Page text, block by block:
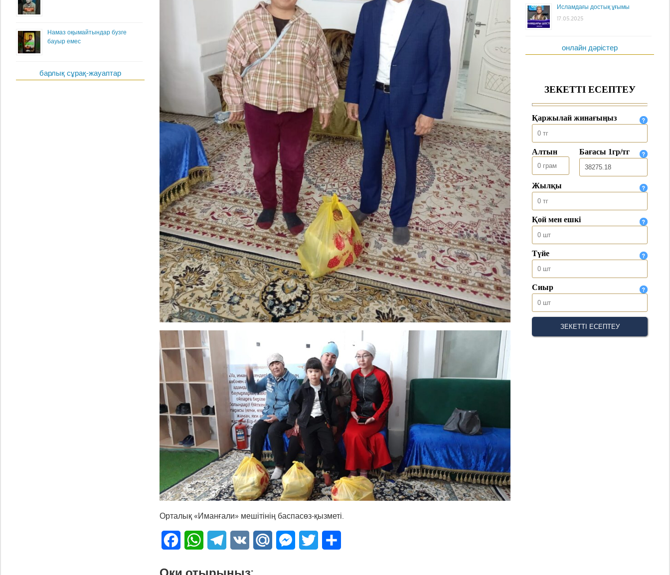
Орталық «Иманғали» мешітінің баспасөз-қызметі.
FacebookWhatsAppTelegram
VK Mail.Ru Messenger
Twitter
Намаз оқымайтындар бузге
бауыр емес
барлық сұрақ-жауаптар
Исламдағы достық ұғымы
17.05.2025
онлайн дәрістер